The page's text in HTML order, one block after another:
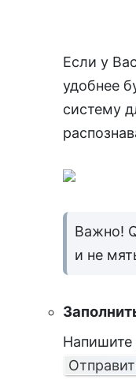
Если у
удобнее
систему
Важно!
и не
Напишите